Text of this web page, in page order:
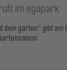
im egapark
dein garten“ gibt am